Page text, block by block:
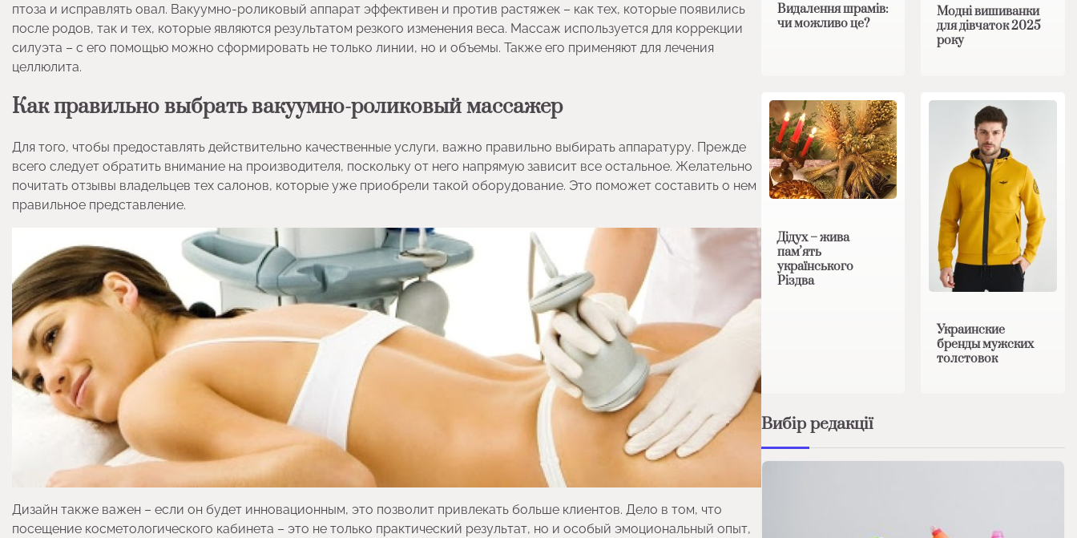
птоза и исправлять овал. Вакуумно-роликовый аппарат эффективен и против растяжек – как тех, которые появились
после родов, так и тех, которые являются результатом резкого изменения веса. Массаж используется для коррекции
силуэта – с его помощью можно сформировать не только линии, но и объемы. Также его применяют для лечения
целлюлита.
Как правильно выбрать вакуумно-роликовый массажер
Для того, чтобы предоставлять действительно качественные услуги, важно правильно выбирать аппаратуру. Прежде
всего следует обратить внимание на производителя, поскольку от него напрямую зависит все остальное. Желательно
почитать отзывы владельцев тех салонов, которые уже приобрели такой оборудование. Это поможет составить о нем
правильное представление.
Дизайн также важен – если он будет инновационным, это позволит привлекать больше клиентов. Дело в том, что
посещение косметологического кабинета – это не только практический результат, но и особый эмоциональный опыт,
Видалення шрамів:
чи можливо це?
Модні вишиванки
для дівчаток 2025
року
Дідух – жива
памʼять
українського
Різдва
Украинские
бренды мужских
толстовок
Вибір редакції